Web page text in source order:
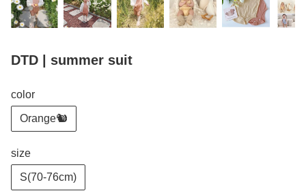
DTD | summer suit
color
Orange🐿
size
S(70-76cm)